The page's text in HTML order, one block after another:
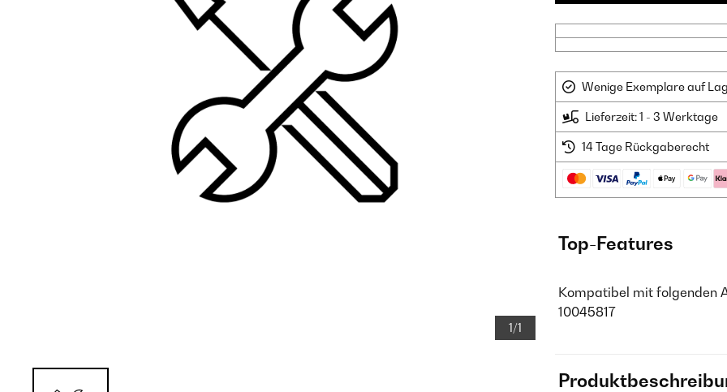
1/1
Wenige Exemplare auf
Lieferzeit: 1 - 3 Werktage
14 Tage Rückgaberecht
Top-Features
Kompatibel mit folgenden
10045817